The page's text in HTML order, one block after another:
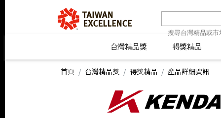
台灣精品獎
線上報名
得獎精品
最新消息 精
首頁 台灣精品獎 得獎精品 產品詳細資訊
台灣精品獎
線上報名
得獎精品
最新消息 精